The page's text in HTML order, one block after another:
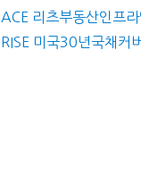
리츠부동산인프
RISE 미국30년국채커